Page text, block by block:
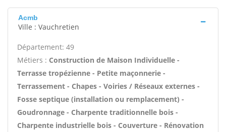
Acmb
Ville : Vauchretien
Département: 49
Métiers : Construction de Maison Individuelle -
Terrasse tropézienne - Petite maçonnerie -
Terrassement - Chapes - Voiries / Réseaux externes -
Fosse septique (installation ou remplacement) -
Goudronnage - Charpente traditionnelle bois -
Charpente industrielle bois - Couverture - Rénovation